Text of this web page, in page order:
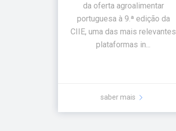
da oferta agroalimentar
portuguesa à 9.ª edição da
CIIE, uma das mais relevantes
plataformas in...
saber mais